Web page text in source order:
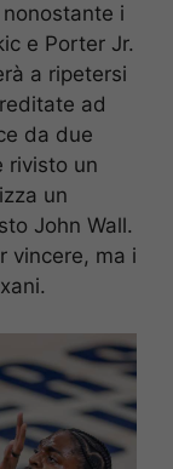
i
e Porter Jr.
a ripetersi
ad
da due
rivisto un
un
John Wall.
vincere, ma i